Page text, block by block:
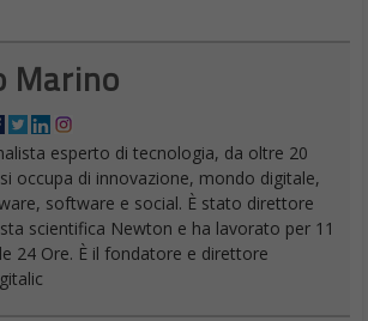
Marino
esperto di tecnologia, da oltre 20
occupa di innovazione, mondo digitale,
software e social. È stato direttore
scientifica Newton e ha lavorato per 11
24 Ore. È il fondatore e direttore